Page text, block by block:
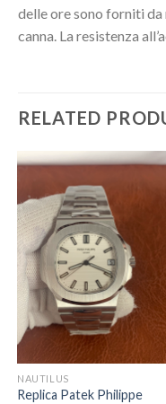
delle ore sono forniti da
canna. La resistenza
RELATED
NAUTILUS
Replica Patek Philippe